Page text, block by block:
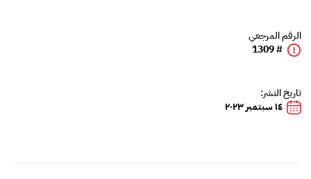
الرقم المرجعي
# 1309
تاريخ النشر:
١٤ سبتمبر ٢٠٢٣